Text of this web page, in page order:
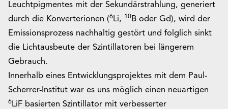
Leuchtpigmentes mit der Sekundärstrahlung, generiert
durch die Konverterionen (6Li, 10B oder Gd), wird der
Emissionsprozess nachhaltig gestört und folglich sinkt
die Lichtausbeute der Szintillatoren bei längerem
Gebrauch.
Innerhalb eines Entwicklungsprojektes mit dem Paul-
Scherrer-Institut war es uns möglich einen neuartigen
6LiF basierten Szintillator mit verbesserter